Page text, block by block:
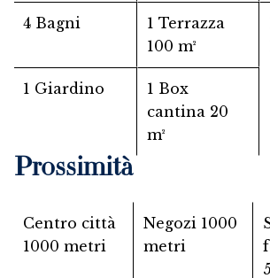
4 Bagni
1 Terrazza
100 m²
1 Giardino
1 Box
cantina 20
m²
Prossimità
Centro città
1000 metri
Negozi 1000
metri